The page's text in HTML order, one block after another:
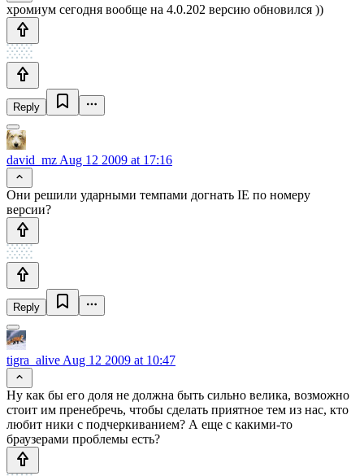
хромиум сегодня вообще на 4.0.202 версию обновился ))
Reply
david_mz Aug 12 2009 at 17:16
Они решили ударными темпами догнать IE по номеру
версии?
Reply
tigra_alive Aug 12 2009 at 10:47
Ну как бы его доля не должна быть сильно велика, возможно
стоит им пренебречь, чтобы сделать приятное тем из нас, кто
любит ники с подчеркиванием? А еще с какими-то
браузерами проблемы есть?